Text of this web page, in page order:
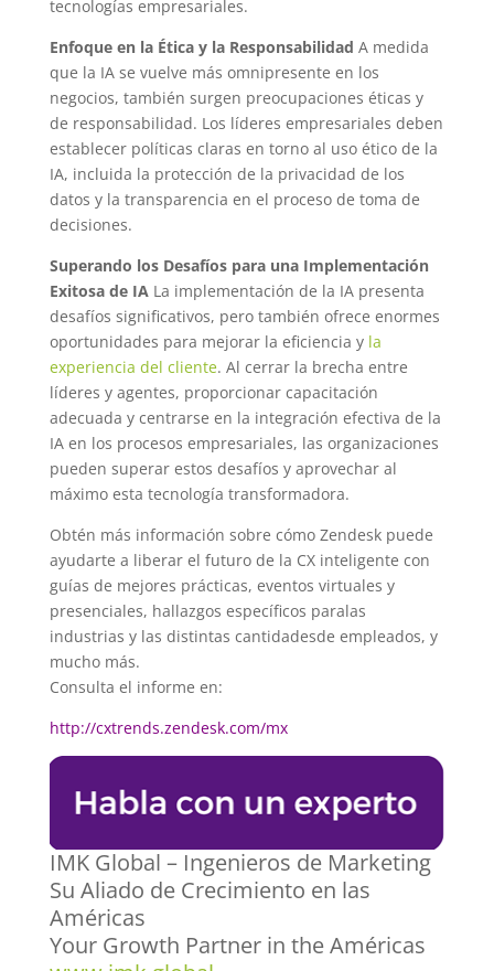
tecnologías empresariales.
Enfoque en la Ética y la Responsabilidad A medida
que la IA se vuelve más omnipresente en los
negocios, también surgen preocupaciones éticas y
de responsabilidad. Los líderes empresariales deben
establecer políticas claras en torno al uso ético de la
IA, incluida la protección de la privacidad de los
datos y la transparencia en el proceso de toma de
decisiones.
Superando los Desafíos para una Implementación
Exitosa de IALa implementación de la IA presenta
desafíos significativos, pero también ofrece enormes
oportunidades para mejorar la eficiencia y la
experiencia del cliente. Al cerrar la brecha entre
líderes y agentes, proporcionar capacitación
adecuada y centrarse en la integración efectiva de la
IA en los procesos empresariales, las organizaciones
pueden superar estos desafíos y aprovechar al
máximo esta tecnología transformadora.
Obtén más información sobre cómo Zendesk puede
ayudarte a liberar el futuro de la CX inteligente con
guías de mejores prácticas, eventos virtuales y
presenciales, hallazgos específicos paralas
industrias y las distintas cantidadesde empleados, y
mucho más.
Consulta el informe en:
http://cxtrends.zendesk.com/mx
IMK Global – Ingenieros de Marketing
Su Aliado de Crecimiento en las
Américas
Your Growth Partner in the Américas